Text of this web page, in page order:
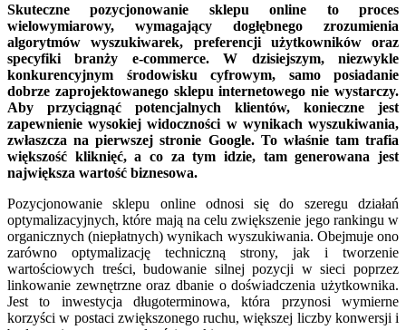
Skuteczne pozycjonowanie sklepu online to proces
wielowymiarowy, wymagający dogłębnego zrozumienia
algorytmów wyszukiwarek, preferencji użytkowników oraz
specyfiki branży e-commerce. W dzisiejszym, niezwykle
konkurencyjnym środowisku cyfrowym, samo posiadanie
dobrze zaprojektowanego sklepu internetowego nie wystarczy.
Aby przyciągnąć potencjalnych klientów, konieczne jest
zapewnienie wysokiej widoczności w wynikach wyszukiwania,
zwłaszcza na pierwszej stronie Google. To właśnie tam trafia
większość kliknięć, a co za tym idzie, tam generowana jest
największa wartość biznesowa.
Pozycjonowanie sklepu online odnosi się do szeregu działań
optymalizacyjnych, które mają na celu zwiększenie jego rankingu w
organicznych (niepłatnych) wynikach wyszukiwania. Obejmuje ono
zarówno optymalizację techniczną strony, jak i tworzenie
wartościowych treści, budowanie silnej pozycji w sieci poprzez
linkowanie zewnętrzne oraz dbanie o doświadczenia użytkownika.
Jest to inwestycja długoterminowa, która przynosi wymierne
korzyści w postaci zwiększonego ruchu, większej liczby konwersji i